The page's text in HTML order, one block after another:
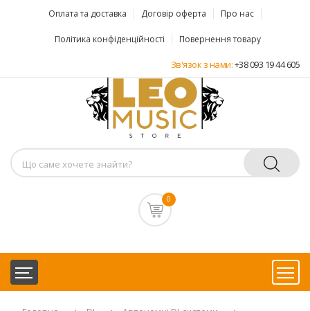
Оплата та доставка Договір оферта Про нас
Політика конфіденційності Повернення товару
Зв'язок з нами:+38 093 19 44 605
0